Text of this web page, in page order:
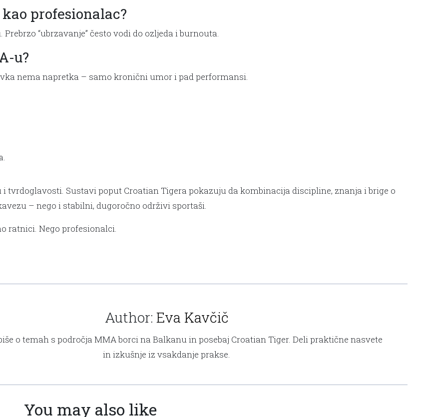
profesionalac?
“ubrzavanje” često vodi do ozljeda i burnouta.
u?
nema napretka – samo kronični umor i pad performansi.
tvrdoglavosti. Sustavi poput Croatian Tigera pokazuju da kombinacija discipline, znanja i brige o
– nego i stabilni, dugoročno održivi sportaši.
ratnici. Nego profesionalci.
Author: Eva Kavčič
o temah s področja MMA borci na Balkanu in posebaj Croatian Tiger. Deli praktične nasvete
in izkušnje iz vsakdanje prakse.
You may also like